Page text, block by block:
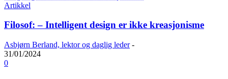
Artikkel
Filosof: – Intelligent design er ikke kreasjonisme
Asbjørn Berland, lektor og daglig leder -
31/01/2024
0